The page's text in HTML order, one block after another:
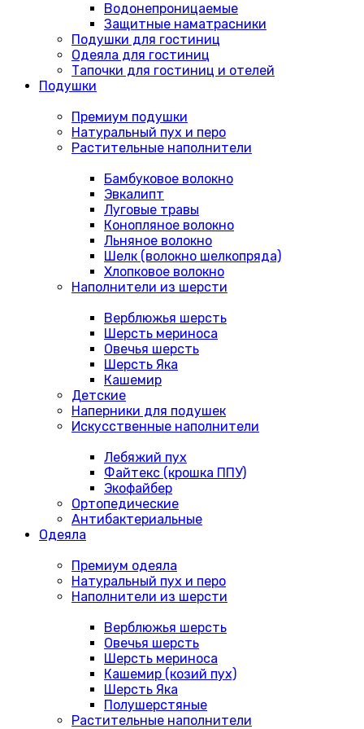
Водонепроницаемые
Защитные наматрасники
Подушки для гостиниц
Одеяла для гостиниц
Тапочки для гостиниц и отелей
Подушки
Премиум подушки
Натуральный пух и перо
Растительные наполнители
Бамбуковое волокно
Эвкалипт
Луговые травы
Конопляное волокно
Льняное волокно
Шелк (волокно шелкопряда)
Хлопковое волокно
Наполнители из шерсти
Верблюжья шерсть
Шерсть мериноса
Овечья шерсть
Шерсть Яка
Кашемир
Детские
Наперники для подушек
Искусственные наполнители
Лебяжий пух
Файтекс (крошка ППУ)
Экофайбер
Ортопедические
Антибактериальные
Одеяла
Премиум одеяла
Натуральный пух и перо
Наполнители из шерсти
Верблюжья шерсть
Овечья шерсть
Шерсть мериноса
Кашемир (козий пух)
Шерсть Яка
Полушерстяные
Растительные наполнители